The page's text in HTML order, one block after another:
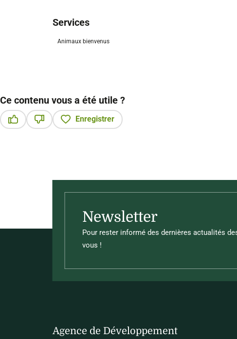
Services
Animaux bienvenus
Ce contenu vous a été utile ?
Enregistrer
Newsletter
Pour rester informé des dernières actualités
vous !
Agence de Développement